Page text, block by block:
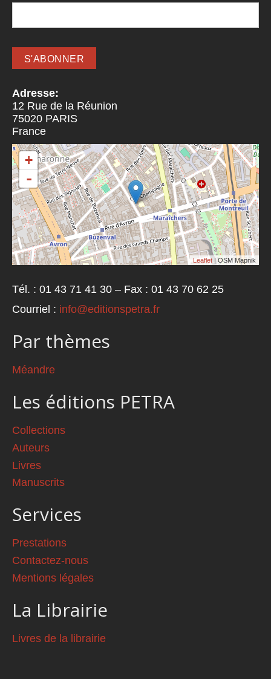
Adresse:
12 Rue de la Réunion
75020 PARIS
France
+
-
Leaflet | OSM Mapnik
Tél. : 01 43 71 41 30 – Fax : 01 43 70 62 25
Courriel : info@editionspetra.fr
Par thèmes
Méandre
Les éditions PETRA
Collections
Auteurs
Livres
Manuscrits
Services
Prestations
Contactez-nous
Mentions légales
La Librairie
Livres de la librairie